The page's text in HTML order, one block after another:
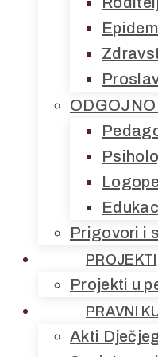
Prigovori i
PROJEKTI
Projekti u
PRAVNI
Akti